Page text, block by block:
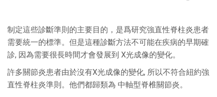
制定這些診斷準則的主要目的，是爲研究強直性脊柱炎患者
需要統一的標準。但是這種診斷方法不可能在疾病的早期確
診, 因為需要很長時間才會發展到 X光成像的變化。
許多關節炎患者由於沒有X光成像的變化, 所以不符合紐約強
直性脊柱炎準則。他們都歸類為 中軸型脊椎關節炎。